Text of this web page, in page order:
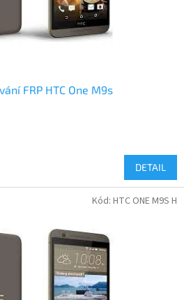
FRP HTC One M9s
DETAIL
Kód: HTC ONE M9S H